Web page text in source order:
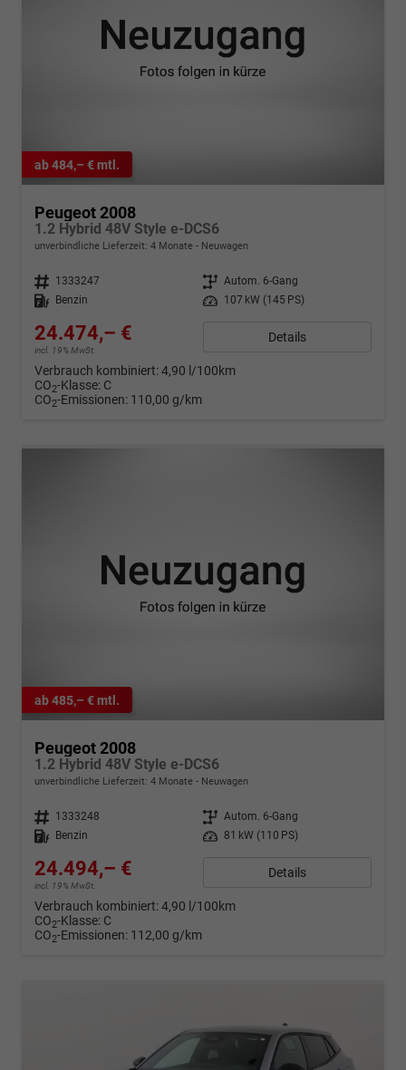
ab 484,– € mtl.
Peugeot 2008
1.2 Hybrid 48V Style e-DCS6
unverbindliche Lieferzeit: 4 Monate Neuwagen
Fahrzeugnr. 1333247 Getriebe Autom. 6-Gang
Kraftstoff
Benzin Leistung 107 kW (145 PS)
24.474,– €
incl. 19% MwSt.
Details
Verbrauch kombiniert:4,90 l/100km
CO2-Klasse: C
CO2-Emissionen: 110,00 g/km
ab 485,– € mtl.
Peugeot 2008
1.2 Hybrid 48V Style e-DCS6
unverbindliche Lieferzeit: 4 Monate Neuwagen
Fahrzeugnr. 1333248 Getriebe Autom. 6-Gang
Kraftstoff
Benzin Leistung 81 kW (110 PS)
24.494,– €
incl. 19% MwSt.
Details
Verbrauch kombiniert:4,90 l/100km
CO2-Klasse: C
CO2-Emissionen: 112,00 g/km